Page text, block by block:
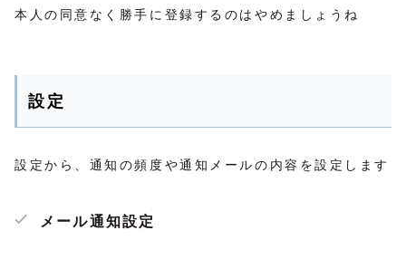
本人の同意なく勝手に登録するのはやめましょうね
設定
設定から、通知の頻度や通知メールの内容を設定します
メール通知設定